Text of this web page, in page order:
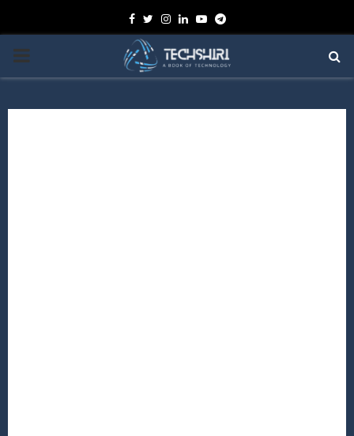
Facebook
TwitterInstagram
Linkedin
YoutubeTelegram
PRIMARY